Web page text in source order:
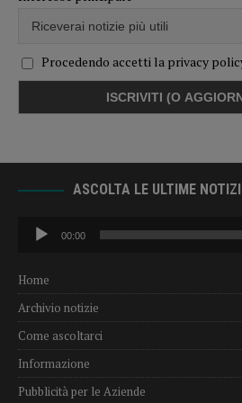
Procedendo accetti la privacy
ASCOLTA LE ULTIME
Audio
Player
00:00
Home
Archivio notizie
Come ascoltarci
Informazione
Pubblicità per le Aziende